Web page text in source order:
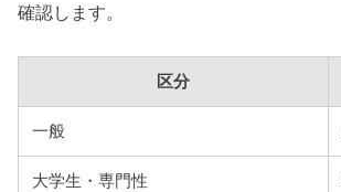
確認します。
区分
一般
大学生・専門性